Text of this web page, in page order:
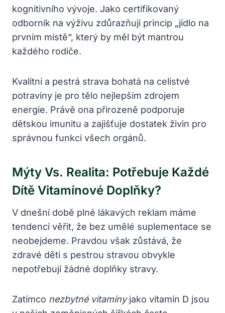
kognitivního vývoje. Jako certifikovaný
odborník na výživu zdůrazňuji princip „jídlo na
prvním místě“, který by měl být mantrou
každého rodiče.
Kvalitní a pestrá strava bohatá na celistvé
potraviny je pro tělo nejlepším zdrojem
energie. Právě ona přirozeně podporuje
dětskou imunitu a zajišťuje dostatek živin pro
správnou funkci všech orgánů.
Mýty Vs. Realita: Potřebuje Každé
Dítě Vitamínové Doplňky?
V dnešní době plné lákavých reklam máme
tendenci věřit, že bez umělé suplementace se
neobejdeme. Pravdou však zůstává, že
zdravé děti s pestrou stravou obvykle
nepotřebují žádné doplňky stravy.
Zatímco nezbytné vitamínyjako vitamín D jsou